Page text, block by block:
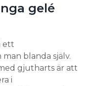
gelé
ett
blanda själv.
gjutharts är att
i